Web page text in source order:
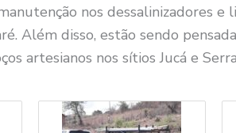
nos dessalinizadores e
Além disso, estão sendo
artesianos nos sítios Jucá e